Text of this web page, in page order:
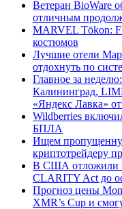
Ветеран BioWare
отличным
MARVEL Tōkon:
костюмов
Лучшие отели
отдохнуть по
Главное за
Калининград,
«Яндекс Лавка»
Wildberries
БПЛА
Ищем
криптотрейдеру
В США отложили
CLARITY Act до
Прогноз цены
XMR’s Cup и